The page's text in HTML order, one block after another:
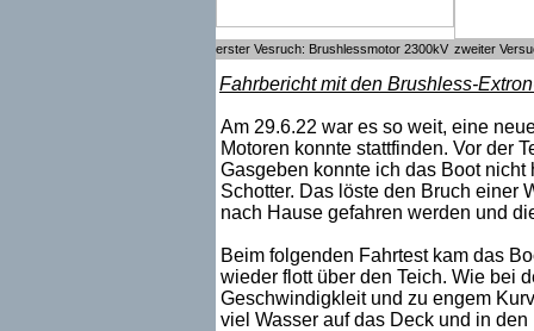
erster Vesruch: Brushlessmotor 2300kV zweiter
Fahrbericht mit den Brushless-
Am 29.6.22 war es so weit, eine
Motoren konnte stattfinden. Vor der
Gasgeben konnte ich das Boot
Schotter. Das löste den Bruch einer
nach Hause gefahren werden und
Beim folgenden Fahrtest kam das
wieder flott über den Teich. Wie bei
Geschwindigkleit und zu engem
viel Wasser auf das Deck und in